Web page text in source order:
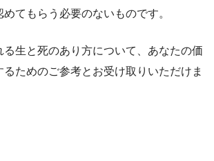
てもらう必要のないものです。
る生と死のあり方について、あなたの価
ためのご参考とお受け取りいただけま